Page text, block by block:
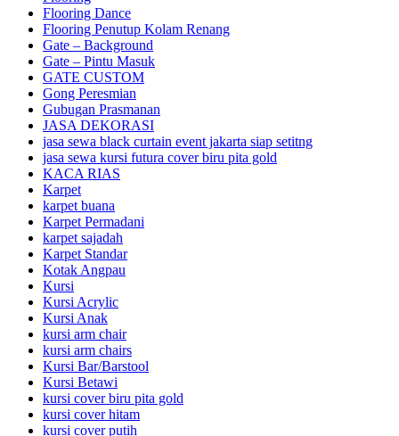
Flooring Dance
Flooring Penutup Kolam Renang
Gate – Background
Gate – Pintu Masuk
GATE CUSTOM
Gong Peresmian
Gubugan Prasmanan
JASA DEKORASI
jasa sewa black curtain event jakarta siap setitng
jasa sewa kursi futura cover biru pita gold
KACA RIAS
Karpet
karpet buana
Karpet Permadani
karpet sajadah
Karpet Standar
Kotak Angpau
Kursi
Kursi Acrylic
Kursi Anak
kursi arm chair
kursi arm chairs
Kursi Bar/Barstool
Kursi Betawi
kursi cover biru pita gold
kursi cover hitam
kursi cover putih